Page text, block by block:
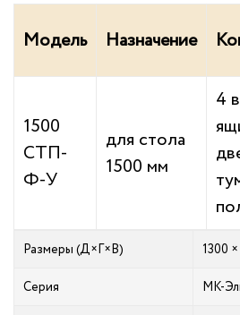
Модель Назначение
1500
СТП-
Ф-У
для стола
1500 мм
4
Размеры (Д×Г×В) 1300
Серия МК-